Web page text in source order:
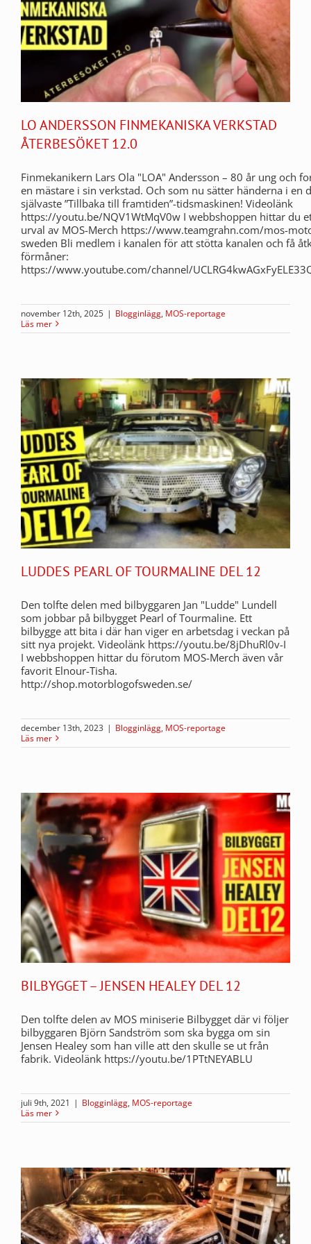
LO ANDERSSON FINMEKANISKA VERKSTAD
ÅTERBESÖKET 12.0
Finmekanikern Lars Ola "LOA" Andersson – 80 år ung och
en mästare i sin verkstad. Och som nu sätter händerna i en
självaste ”Tillbaka till framtiden”-tidsmaskinen! Videolänk
https://youtu.be/NQV1WtMqV0w I webbshoppen hittar du
urval av MOS-Merch https://www.teamgrahn.com/mos-
sweden Bli medlem i kanalen för att stötta kanalen och få
förmåner:
https://www.youtube.com/channel/
november 12th, 2025 | Blogginlägg, MOS-reportage
Läs mer
LUDDES PEARL OF TOURMALINE DEL 12
Den tolfte delen med bilbyggaren Jan "Ludde" Lundell
som jobbar på bilbygget Pearl of Tourmaline. Ett
bilbygge att bita i där han viger en arbetsdag i veckan på
sitt nya projekt. Videolänk https://youtu.be/8jDhuRl0v-I
I webbshoppen hittar du förutom MOS-Merch även vår
favorit Elnour-Tisha.
http://shop.motorblogofsweden.se/
december 13th, 2023 | Blogginlägg, MOS-reportage
Läs mer
BILBYGGET – JENSEN HEALEY DEL 12
Den tolfte delen av MOS miniserie Bilbygget där vi följer
bilbyggaren Björn Sandström som ska bygga om sin
Jensen Healey som han ville att den skulle se ut från
fabrik. Videolänk https://youtu.be/1PTtNEYABLU
juli 9th, 2021 | Blogginlägg, MOS-reportage
Läs mer